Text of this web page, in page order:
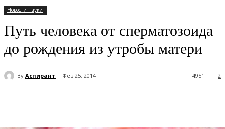
Новости науки
Путь человека от сперматозоида
до рождения из утробы матери
By Аспирант Фев 25, 2014 2
4951